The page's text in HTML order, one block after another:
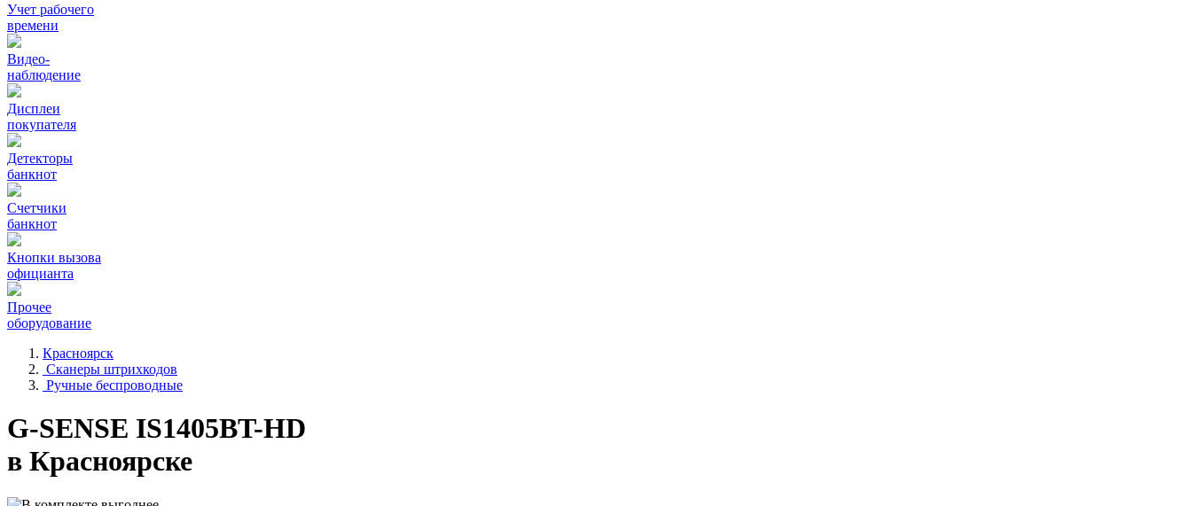
Учет рабочего
времени
Видео‑
наблюдение
Дисплеи
покупателя
Детекторы
банкнот
Счетчики
банкнот
Кнопки вызова
официанта
Прочее
оборудование
Красноярск
Сканеры штрихкодов
Ручные беспроводные
G-SENSE IS1405BT-HD
в Красноярске